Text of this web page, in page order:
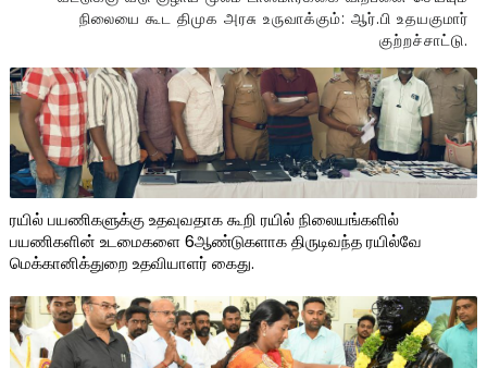
நிலையை கூட திமுக அரசு உருவாக்கும்: ஆர்.பி உதயகுமார்
குற்றச்சாட்டு.
ரயில் பயணிகளுக்கு உதவுவதாக கூறி ரயில் நிலையங்களில்
பயணிகளின் உடமைகளை 6ஆண்டுகளாக திருடிவந்த ரயில்வே
மெக்கானிக்துறை உதவியாளர் கைது.